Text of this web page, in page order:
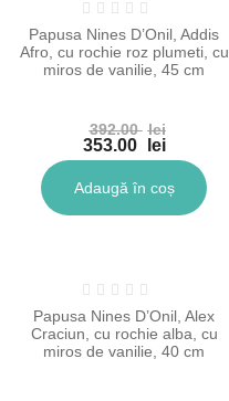
Papusa Nines D’Onil, Addis
Afro, cu rochie roz plumeti, cu
miros de vanilie, 45 cm
392.00 lei
Prețul
inițial
a
fost:
392.00 lei.
353.00
lei
Prețul
curent
este:
353.00 lei.
Adaugă în coș
Papusa Nines D’Onil, Alex
Craciun, cu rochie alba, cu
miros de vanilie, 40 cm